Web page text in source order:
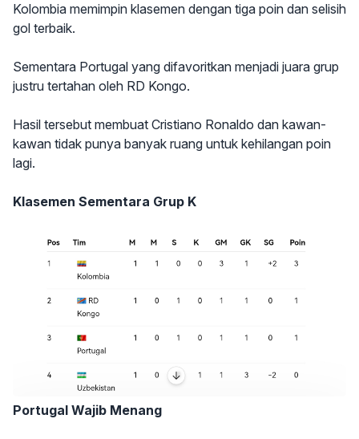
Kolombia memimpin klasemen dengan tiga poin dan selisih
gol terbaik.
Sementara Portugal yang difavoritkan menjadi juara grup
justru tertahan oleh RD Kongo.
Hasil tersebut membuat Cristiano Ronaldo dan kawan-
kawan tidak punya banyak ruang untuk kehilangan poin
lagi.
Klasemen Sementara Grup K
Portugal Wajib Menang